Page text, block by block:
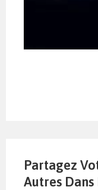
Partagez
Autres